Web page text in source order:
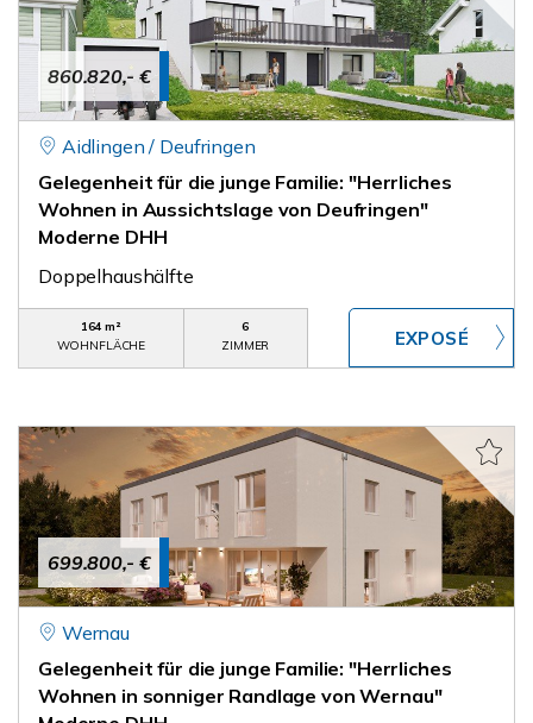
860.820,- €
Aidlingen / Deufringen
Gelegenheit für die junge Familie: "Herrliches
Wohnen in Aussichtslage von Deufringen"
Moderne DHH
Doppelhaushälfte
164 m²
WOHNFLÄCHE
6
ZIMMER
699.800,- €
Wernau
Gelegenheit für die junge Familie: "Herrliches
Wohnen in sonniger Randlage von Wernau"